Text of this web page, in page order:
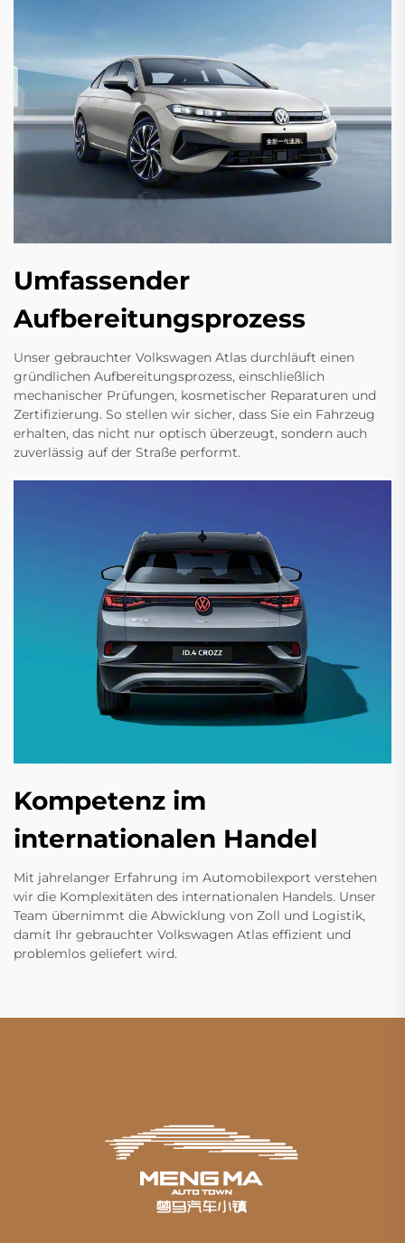
Umfassender
Aufbereitungsprozess
Unser gebrauchter Volkswagen Atlas durchläuft einen
gründlichen Aufbereitungsprozess, einschließlich
mechanischer Prüfungen, kosmetischer Reparaturen und
Zertifizierung. So stellen wir sicher, dass Sie ein Fahrzeug
erhalten, das nicht nur optisch überzeugt, sondern auch
zuverlässig auf der Straße performt.
Kompetenz im
internationalen Handel
Mit jahrelanger Erfahrung im Automobilexport verstehen
wir die Komplexitäten des internationalen Handels. Unser
Team übernimmt die Abwicklung von Zoll und Logistik,
damit Ihr gebrauchter Volkswagen Atlas effizient und
problemlos geliefert wird.